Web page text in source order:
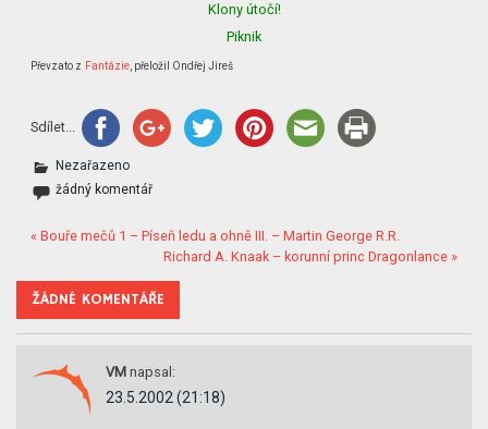
Klony útočí!
Piknik
Převzato z Fantázie , přeložil Ondřej Jireš
Sdílet...
Nezařazeno
žádný komentář
« Bouře mečů 1 – Píseň ledu a ohně III. – Martin George R.R.
Richard A. Knaak – korunní princ Dragonlance »
ŽÁDNÉ KOMENTÁŘE
VM napsal:
23.5.2002 (21:18)